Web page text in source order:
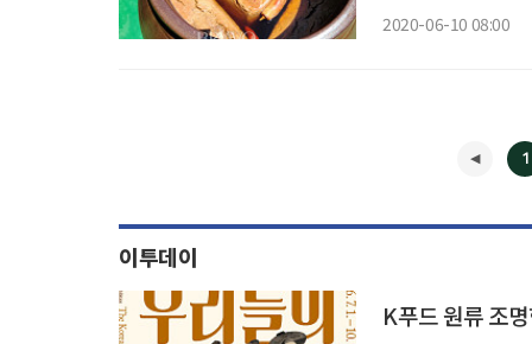
2020-06-10 08:00
1
이투데이
K푸드 원류 조